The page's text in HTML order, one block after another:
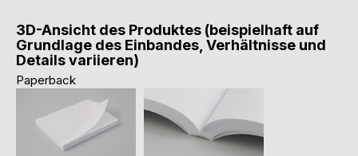
3D-Ansicht des Produktes (beispielhaft auf
Grundlage des Einbandes, Verhältnisse und
Details variieren)
Paperback